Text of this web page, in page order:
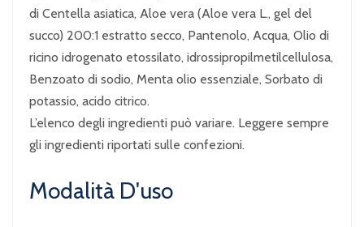
di Centella asiatica, Aloe vera (Aloe vera L., gel del
succo) 200:1 estratto secco, Pantenolo, Acqua, Olio di
ricino idrogenato etossilato, idrossipropilmetilcellulosa,
Benzoato di sodio, Menta olio essenziale, Sorbato di
potassio, acido citrico.
L’elenco degli ingredienti può variare. Leggere sempre
gli ingredienti riportati sulle confezioni.
Modalità D'uso